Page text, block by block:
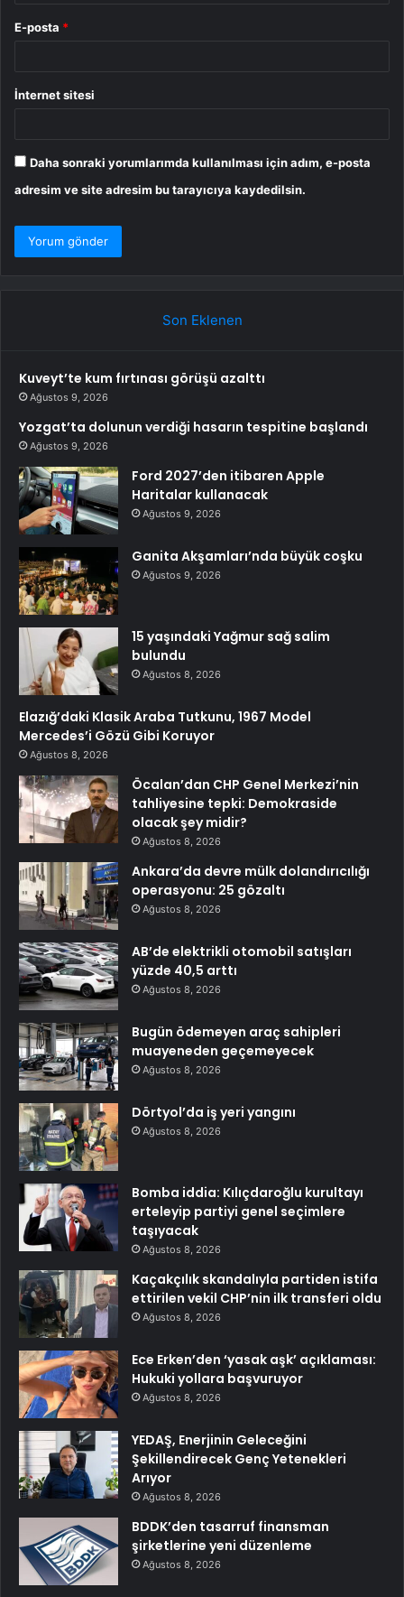
E-posta *
İnternet sitesi
Daha sonraki yorumlarımda kullanılması için adım, e-posta
adresim ve site adresim bu tarayıcıya kaydedilsin.
Son Eklenen
Kuveyt’te kum fırtınası görüşü azalttı
Ağustos 9, 2026
Yozgat’ta dolunun verdiği hasarın tespitine başlandı
Ağustos 9, 2026
Ford 2027’den itibaren Apple
Haritalar kullanacak
Ağustos 9, 2026
Ganita Akşamları’nda büyük coşku
Ağustos 9, 2026
15 yaşındaki Yağmur sağ salim
bulundu
Ağustos 8, 2026
Elazığ’daki Klasik Araba Tutkunu, 1967 Model
Mercedes’i Gözü Gibi Koruyor
Ağustos 8, 2026
Öcalan’dan CHP Genel Merkezi’nin
tahliyesine tepki: Demokraside
olacak şey midir?
Ağustos 8, 2026
Ankara’da devre mülk dolandırıcılığı
operasyonu: 25 gözaltı
Ağustos 8, 2026
AB’de elektrikli otomobil satışları
yüzde 40,5 arttı
Ağustos 8, 2026
Bugün ödemeyen araç sahipleri
muayeneden geçemeyecek
Ağustos 8, 2026
Dörtyol’da iş yeri yangını
Ağustos 8, 2026
Bomba iddia: Kılıçdaroğlu kurultayı
erteleyip partiyi genel seçimlere
taşıyacak
Ağustos 8, 2026
Kaçakçılık skandalıyla partiden istifa
ettirilen vekil CHP’nin ilk transferi oldu
Ağustos 8, 2026
Ece Erken’den ‘yasak aşk’ açıklaması:
Hukuki yollara başvuruyor
Ağustos 8, 2026
YEDAŞ, Enerjinin Geleceğini
Şekillendirecek Genç Yetenekleri
Arıyor
Ağustos 8, 2026
BDDK’den tasarruf finansman
şirketlerine yeni düzenleme
Ağustos 8, 2026